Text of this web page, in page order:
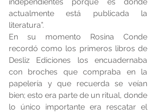
actualmente está publicada la
literatura”.
En su momento Rosina Conde
recordó como los primeros libros de
Desliz Ediciones los encuadernaba
con broches que compraba en la
papelería y que recuerda se veían
bien; esto era parte de un ritual, donde
lo único importante era rescatar el